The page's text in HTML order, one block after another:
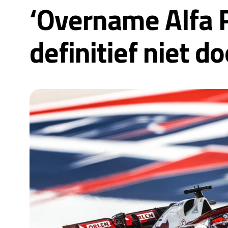
‘Overname
definitief niet